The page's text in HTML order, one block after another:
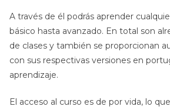
A través de él podrás aprender
básico hasta avanzado. En total son
de clases y también se proporcionan
con sus respectivas versiones en
aprendizaje.
El acceso al curso es de por vida, lo